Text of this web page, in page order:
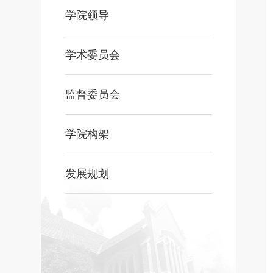
学院领导
学术委员会
监督委员会
学院构架
发展规划